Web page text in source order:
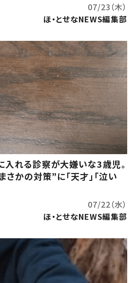
07/23（木）
ほ・とせなNEWS編集部
れる診察が大嫌いな3歳児。
かの対策”に「天才」「泣い
07/22（水）
ほ・とせなNEWS編集部